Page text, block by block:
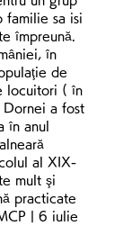
familie sa isi
împreună.
în
de
locuitori ( în
a fost
în anul
al XIX-
mult şi
practicate
| 6 iulie